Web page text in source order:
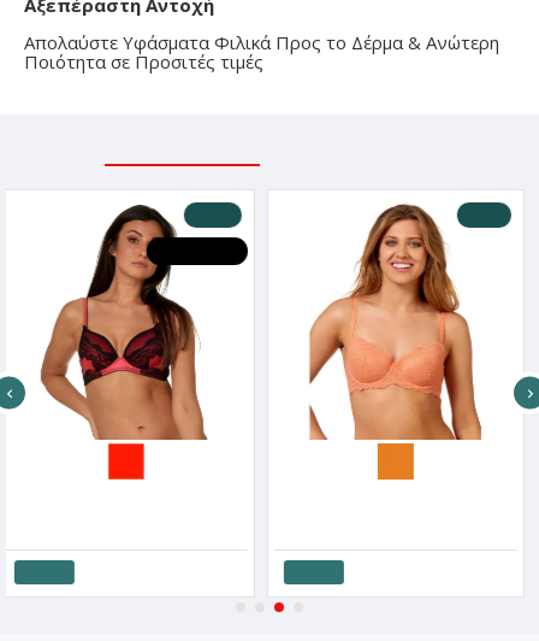
Αξεπέραστη Αντοχή
Απολαύστε Υφάσματα Φιλικά Προς το Δέρμα & Ανώτερη
Ποιότητα σε Προσιτές τιμές
HOT DEALS
-30 % -10 %